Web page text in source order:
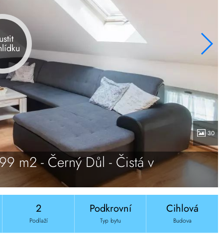
30
m2 - Černý Důl - Čistá v
2
Podlaží
Podkrovní
Typ bytu
Cihlová
Budova